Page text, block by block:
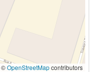
©OpenStreetMapcontributors